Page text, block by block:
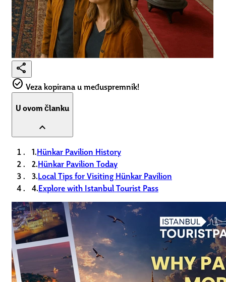
share
check_circle Veza kopirana u međuspremnik!
U ovom članku
expand_less
1.Hünkar Pavilion History
2.Hünkar Pavilion Today
3.Local Tips for Visiting Hünkar Pavilion
4.Explore with Istanbul Tourist Pass